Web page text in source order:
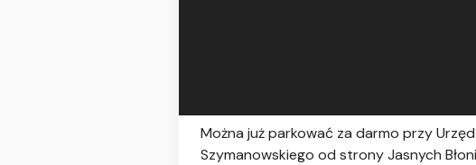
Można już parkować za darmo przy
Szymanowskiego od strony Jasnych